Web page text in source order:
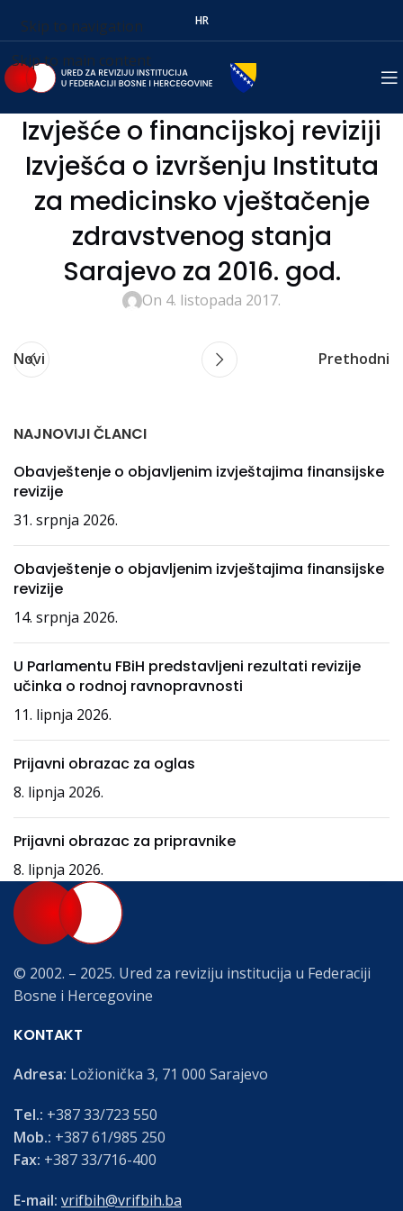
Skip to navigation
Skip to main content
HR
Izvješće o financijskoj reviziji
Izvješća o izvršenju Instituta
za medicinsko vještačenje
zdravstvenog stanja
Sarajevo za 2016. god.
On 4. listopada 2017.
Novi Prethodni
NAJNOVIJI ČLANCI
Obavještenje o objavljenim izvještajima finansijske
revizije
31. srpnja 2026.
Obavještenje o objavljenim izvještajima finansijske
revizije
14. srpnja 2026.
U Parlamentu FBiH predstavljeni rezultati revizije
učinka o rodnoj ravnopravnosti
11. lipnja 2026.
Prijavni obrazac za oglas
8. lipnja 2026.
Prijavni obrazac za pripravnike
8. lipnja 2026.
© 2002. – 2025. Ured za reviziju institucija u Federaciji
Bosne i Hercegovine
KONTAKT
Adresa: Ložionička 3, 71 000 Sarajevo
Tel.: +387 33/723 550
Mob.: +387 61/985 250
Fax: +387 33/716-400
E-mail: vrifbih@vrifbih.ba